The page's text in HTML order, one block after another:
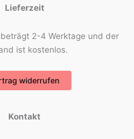
Lieferzeit
2-4 Werktage und der
ist kostenlos.
widerrufen
Kontakt